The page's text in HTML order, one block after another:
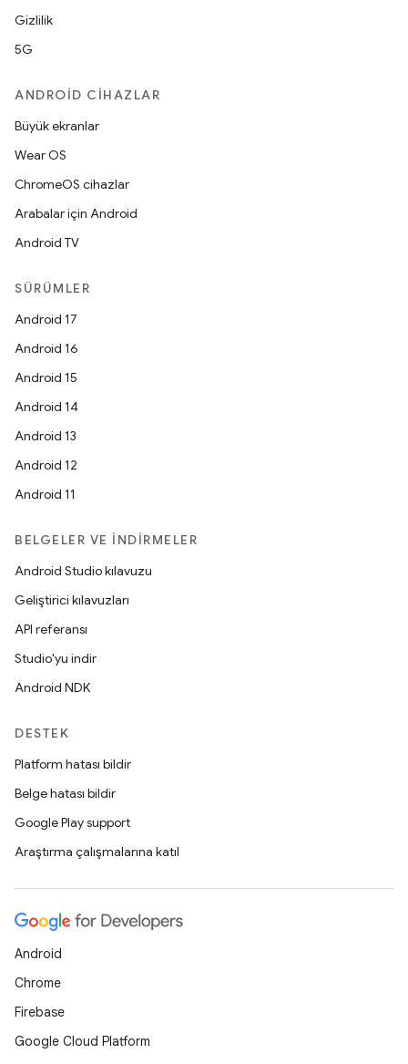
Gizlilik
5G
ANDROID CIHAZLAR
Büyük ekranlar
Wear OS
ChromeOS cihazlar
Arabalar için Android
Android TV
SÜRÜMLER
Android 17
Android 16
Android 15
Android 14
Android 13
Android 12
Android 11
BELGELER VE İNDIRMELER
Android Studio kılavuzu
Geliştirici kılavuzları
API referansı
Studio'yu indir
Android NDK
DESTEK
Platform hatası bildir
Belge hatası bildir
Google Play support
Araştırma çalışmalarına katıl
Android
Chrome
Firebase
Google Cloud Platform